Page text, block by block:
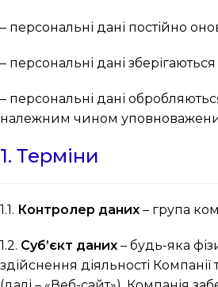
– персональні дані постійно
– персональні дані
– персональні дані
належним чином
1. Терміни
1.1. Контролер даних – група
1.2. Суб’єкт даних – будь-яка
здійснення діяльності